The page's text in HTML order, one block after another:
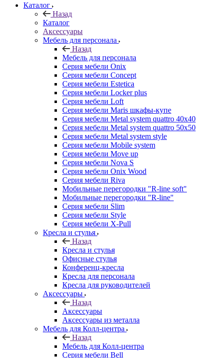
Каталог
Назад
Каталог
Аксессуары
Мебель для персонала
Назад
Мебель для персонала
Серия мебели Onix
Серия мебели Concept
Серия мебели Estetica
Серия мебели Locker plus
Серия мебели Loft
Серия мебели Maris шкафы-купе
Серия мебели Metal system quattro 40x40
Серия мебели Metal system quattro 50x50
Серия мебели Metal system style
Серия мебели Mobile system
Серия мебели Move up
Серия мебели Nova S
Серия мебели Onix Wood
Серия мебели Riva
Мобильные перегородки "R-line soft"
Мобильные перегородки "R-line"
Серия мебели Slim
Серия мебели Style
Серия мебели X-Pull
Кресла и стулья
Назад
Кресла и стулья
Офисные стулья
Конференц-кресла
Кресла для персонала
Кресла для руководителей
Аксессуары
Назад
Аксессуары
Аксессуары из металла
Мебель для Колл-центра
Назад
Мебель для Колл-центра
Серия мебели Bell